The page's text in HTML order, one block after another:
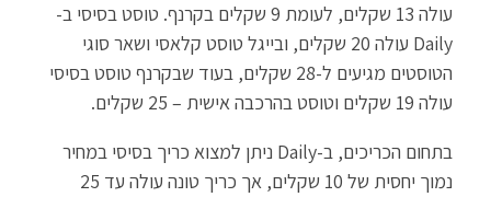
עולה 13 שקלים, לעומת 9 שקלים בקרנף. טוסט בסיסי ב-
Daily עולה 20 שקלים, ובייגל טוסט קלאסי ושאר סוגי
הטוסטים מגיעים ל-28 שקלים, בעוד שבקרנף טוסט בסיסי
עולה 19 שקלים וטוסט בהרכבה אישית – 25 שקלים.
בתחום הכריכים, ב-Daily ניתן למצוא כריך בסיסי במחיר
נמוך יחסית של 10 שקלים, אך כריך טונה עולה עד 25